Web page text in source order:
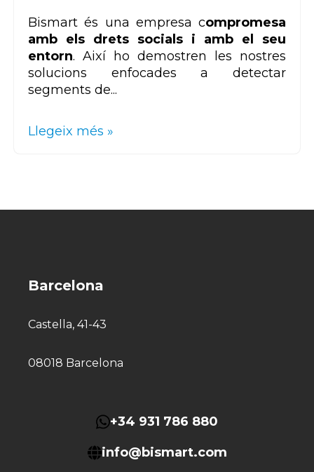
Bismart és una empresa compromesa
amb els drets socials i amb el seu
entorn. Així ho demostren les nostres
solucions enfocades a detectar
segments de...
Llegeix més »
Barcelona
Castella, 41-43
08018 Barcelona
+34 931 786 880
info@bismart.com